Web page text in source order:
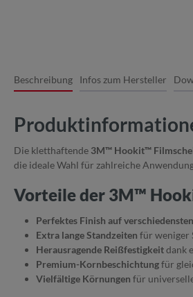
Beschreibung Infos zum Hersteller
Die kletthaftende 3M™ Hookit™
die ideale Wahl für zahlreiche
Vorteile der 3M™
Perfektes Finish auf
Extra lange Standzeiten für weniger
Herausragende Reißfestigkeitdank
Premium-Kornbeschichtungfür
Vielfältige Körnungen für